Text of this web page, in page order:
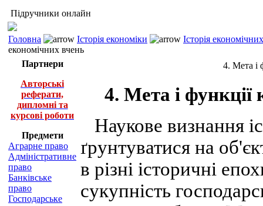
Підручники онлайн
Головна Історія економіки
Історія
економічних вчень
Партнери
Авторські
реферати,
дипломні та
курсові роботи
Предмети
Аграрне право
Адміністративне
право
Банківське
право
Господарське
4. Мета і
4. Мета і функції
Наукове визнання
ґрунтуватися на
в різні історичні
сукупність